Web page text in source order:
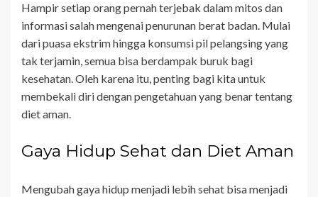
Hampir setiap orang pernah terjebak dalam mitos dan
informasi salah mengenai penurunan berat badan. Mulai
dari puasa ekstrim hingga konsumsi pil pelangsing yang
tak terjamin, semua bisa berdampak buruk bagi
kesehatan. Oleh karena itu, penting bagi kita untuk
membekali diri dengan pengetahuan yang benar tentang
diet aman.
Gaya Hidup Sehat dan Diet Aman
Mengubah gaya hidup menjadi lebih sehat bisa menjadi